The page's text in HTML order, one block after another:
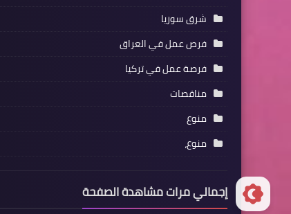
شرق سوريا
فرص عمل في العراق
فرصة عمل في تركيا
مناقصات
منوع
منوع،
إجمالي مرات مشاهدة الصفحة